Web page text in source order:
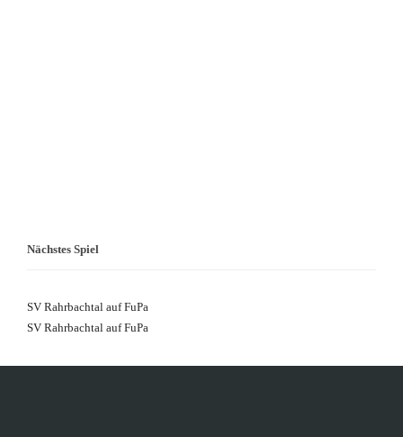
Nächstes Spiel
SV Rahrbachtal auf FuPa
SV Rahrbachtal auf FuPa